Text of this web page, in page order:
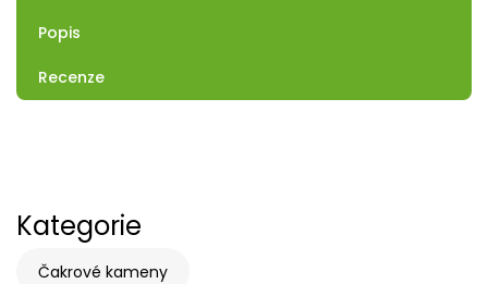
Popis
Recenze
Kategorie
Čakrové kameny